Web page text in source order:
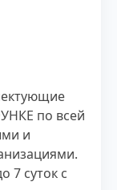
по всей
и
7 суток с